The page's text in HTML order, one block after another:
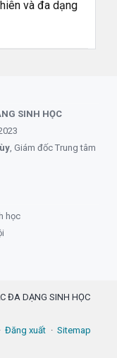
và đa dạng
SINH HỌC
, Giám đốc Trung tâm
học
ĐA DẠNG SINH HỌC
Đăng xuất Sitemap